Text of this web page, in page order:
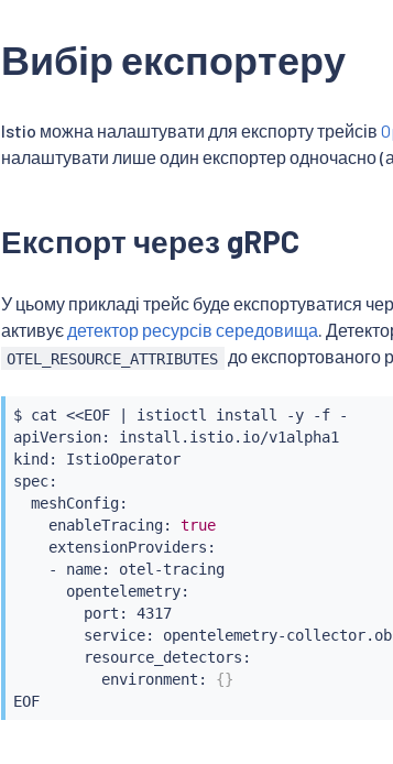
Вибір експортеру
Istio можна налаштувати для експорту трейсів
налаштувати лише один експортер одночасно
Експорт через gRPC
У цьому прикладі трейс буде експортуватися
активує детектор ресурсів середовища.
OTEL_RESOURCE_ATTRIBUTES до експортованого
$ cat <<EOF istioctl install
-y -f -
apiVersion: install.istio.io/v1alpha1
kind: IstioOperator
spec:
  meshConfig:
    enableTracing:
true
    extensionProviders:
    - name: otel-tracing
      opentelemetry:
        port: 4317
service: opentelemetry-
        resource_detectors:
          environment:
{}
EOF